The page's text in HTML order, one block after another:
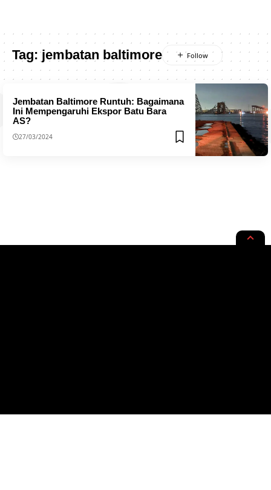
Tag:jembatan baltimore
Jembatan Baltimore Runtuh: Bagaimana
Ini Mempengaruhi Ekspor Batu Bara
AS?
27/03/2024